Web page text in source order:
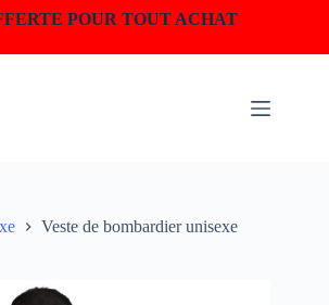
POUR TOUT ACHAT
Veste de bombardier unisexe